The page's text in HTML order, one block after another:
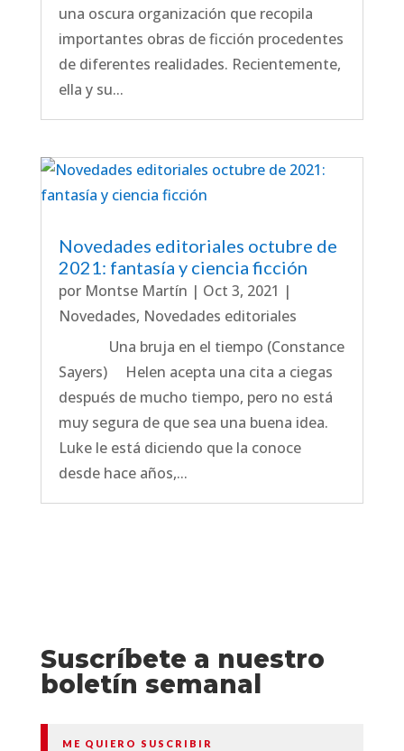
una oscura organización que recopila
importantes obras de ficción procedentes
de diferentes realidades. Recientemente,
ella y su...
Novedades editoriales octubre de
2021: fantasía y ciencia ficción
por Montse Martín | Oct 3, 2021 |
Novedades, Novedades editoriales
Una bruja en el tiempo (Constance
Sayers) Helen acepta una cita a ciegas
después de mucho tiempo, pero no está
muy segura de que sea una buena idea.
Luke le está diciendo que la conoce
desde hace años,...
Suscríbete a nuestro
boletín semanal
ME QUIERO SUSCRIBIR